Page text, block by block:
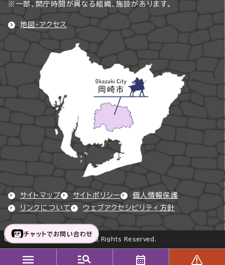
※一部、開庁時間が異なる組織、施設があります。
地図・アクセス
サイトマップ サイトポリシー
個人情報保護
リンクについて
ウェブアクセシビリティ方針
Copyright © Okazaki City All Rights Reserved.
チャットでお問い合わせ